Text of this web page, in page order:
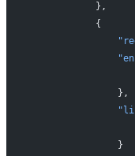
            },
            {
                },
                }